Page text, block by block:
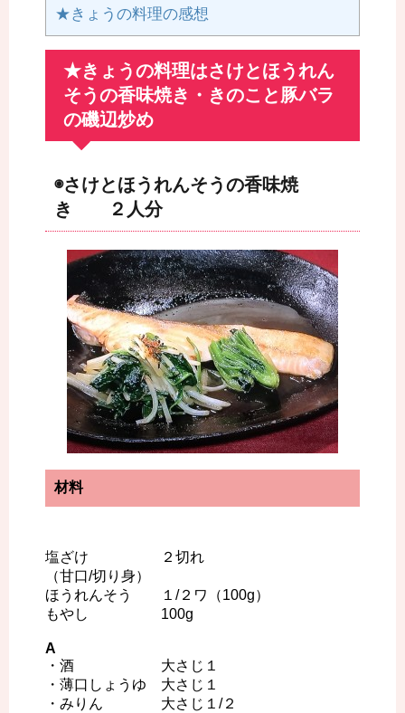
★きょうの料理の感想
★きょうの料理はさけとほうれん
そうの香味焼き・きのこと豚バラ
の磯辺炒め
◉さけとほうれんそうの香味焼
き ２人分
材料
塩ざけ ２切れ
（甘口/切り身）
ほうれんそう １/２ワ（100g）
もやし 100g
A
・酒 大さじ１
・薄口しょうゆ 大さじ１
・みりん 大さじ１/２